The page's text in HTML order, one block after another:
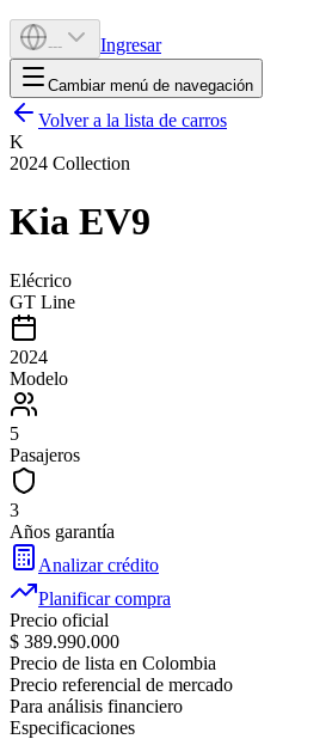
--- Ingresar
Cambiar menú de navegación
Volver a la lista de carros
K
2024 Collection
Kia EV9
Elécrico
GT Line
2024
Modelo
5
Pasajeros
3
Años garantía
Analizar crédito
Planificar compra
Precio oficial
$ 389.990.000
Precio de lista en Colombia
Precio referencial de mercado
Para análisis financiero
Especificaciones